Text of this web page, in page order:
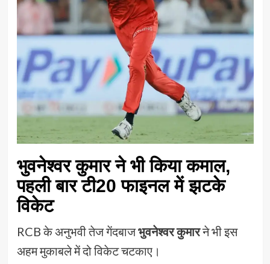
भुवनेश्वर कुमार ने भी किया कमाल,
पहली बार टी20 फाइनल में झटके
विकेट
RCB के अनुभवी तेज गेंदबाजभुवनेश्वर कुमारने भी इस
अहम मुकाबले में दो विकेट चटकाए।